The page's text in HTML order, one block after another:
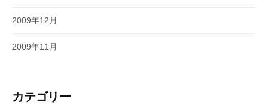
2009年12月
2009年11月
カテゴリー